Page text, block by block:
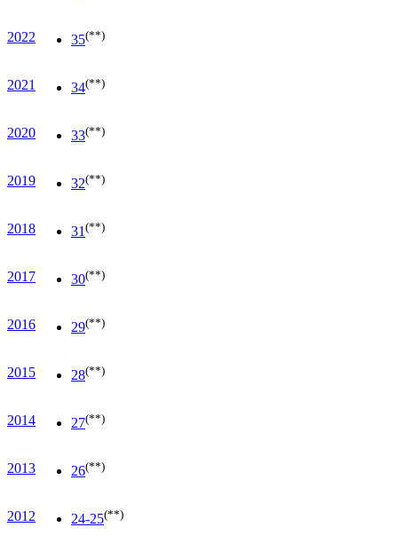
2022 35(**)
2021 34(**)
2020 33(**)
2019 32(**)
2018 31 (**)
2017 30(**)
2016 29(**)
2015 28(**)
2014 27(**)
2013 26(**)
2012 24-25(**)